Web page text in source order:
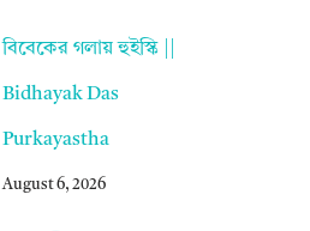
বিবেকের গলায় হুইস্কি ||
Bidhayak Das
Purkayastha
August 6, 2026